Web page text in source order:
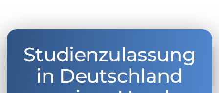
Studienzulassung
in Deutschland